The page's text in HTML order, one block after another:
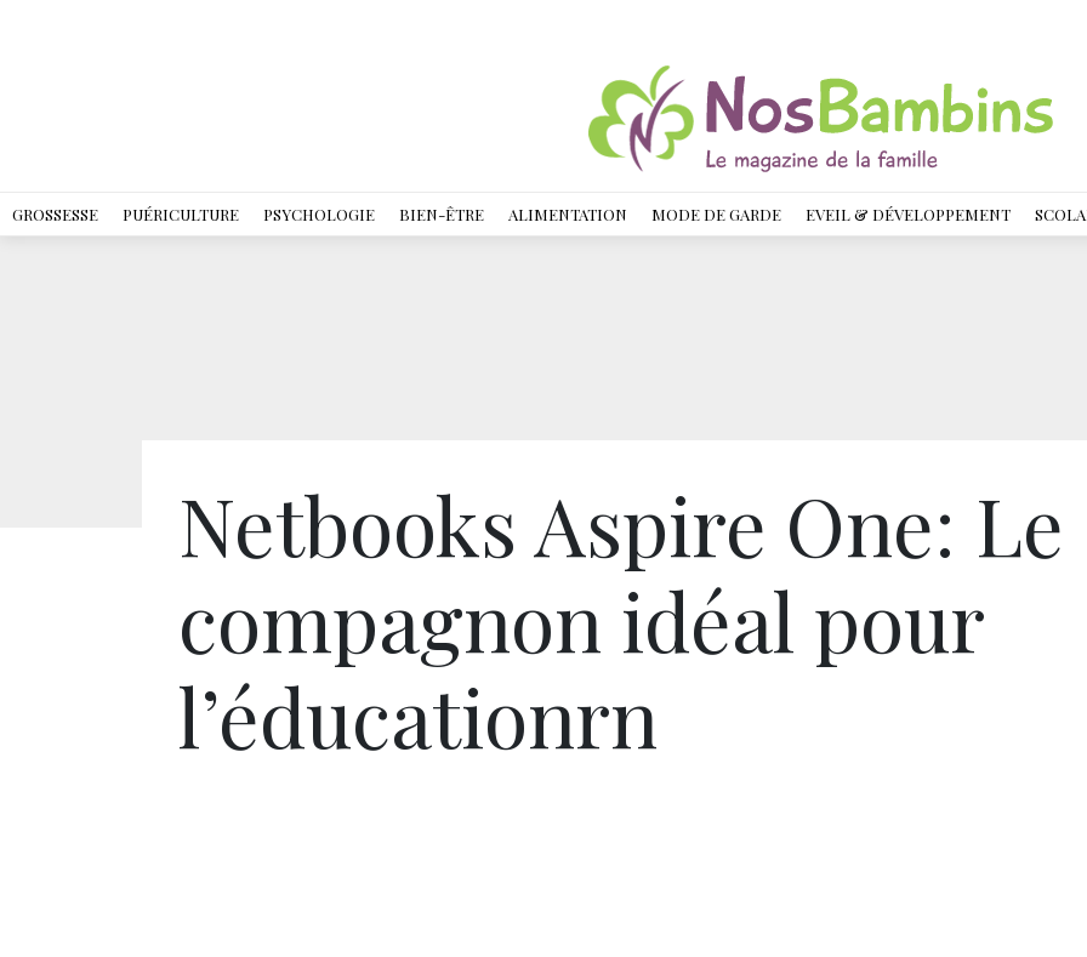
GROSSESSE PUÉRICULTURE PSYCHOLOGIE BIEN-ÊTRE ALIMENTATION MODE DE GARDE EVEIL & DÉVELOPPEMENT
Netbooks Aspire One: Le
compagnon idéal pour
l’éducationrn